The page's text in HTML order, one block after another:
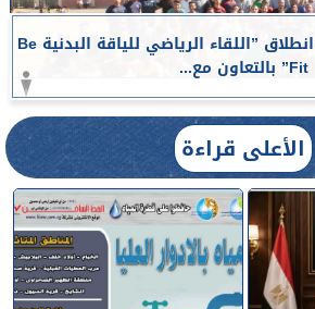
جامعة أسيوط تشهد انطلاق ”اللقاء الرياضي للياقة البدنية Be
Fit” بالتعاون مع...
الأعلى قراءة